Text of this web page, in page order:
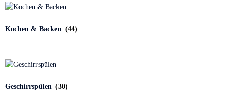
Kochen & Backen (44)
Geschirrspülen (30)